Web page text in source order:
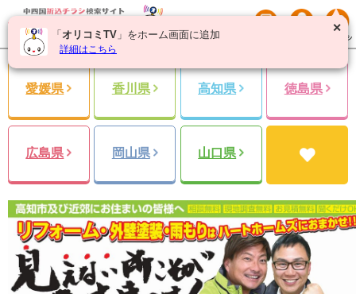
愛媛県 香川県 高知県 徳島県
広島県 岡山県 山口県
✕
「 オリコミTV 」をホーム画面に追加
詳細はこちら